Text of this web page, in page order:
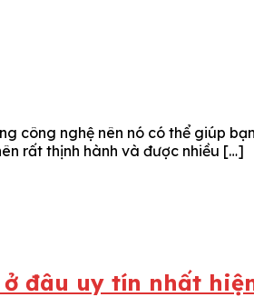
công nghệ nên nó có thể giúp
rất thịnh hành và được nhiều […]
đâu uy tín nhất